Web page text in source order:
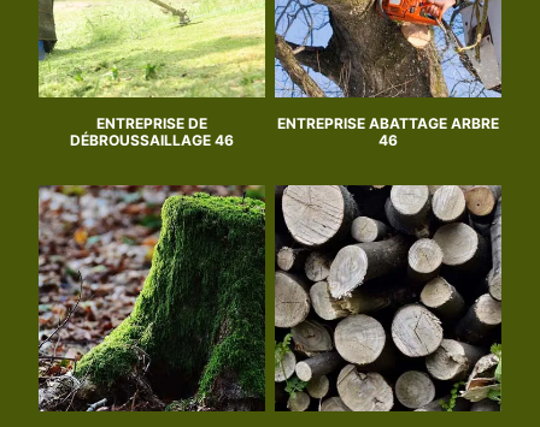
ENTREPRISE DE
DÉBROUSSAILLAGE 46
ENTREPRISE ABATTAGE ARBRE
46